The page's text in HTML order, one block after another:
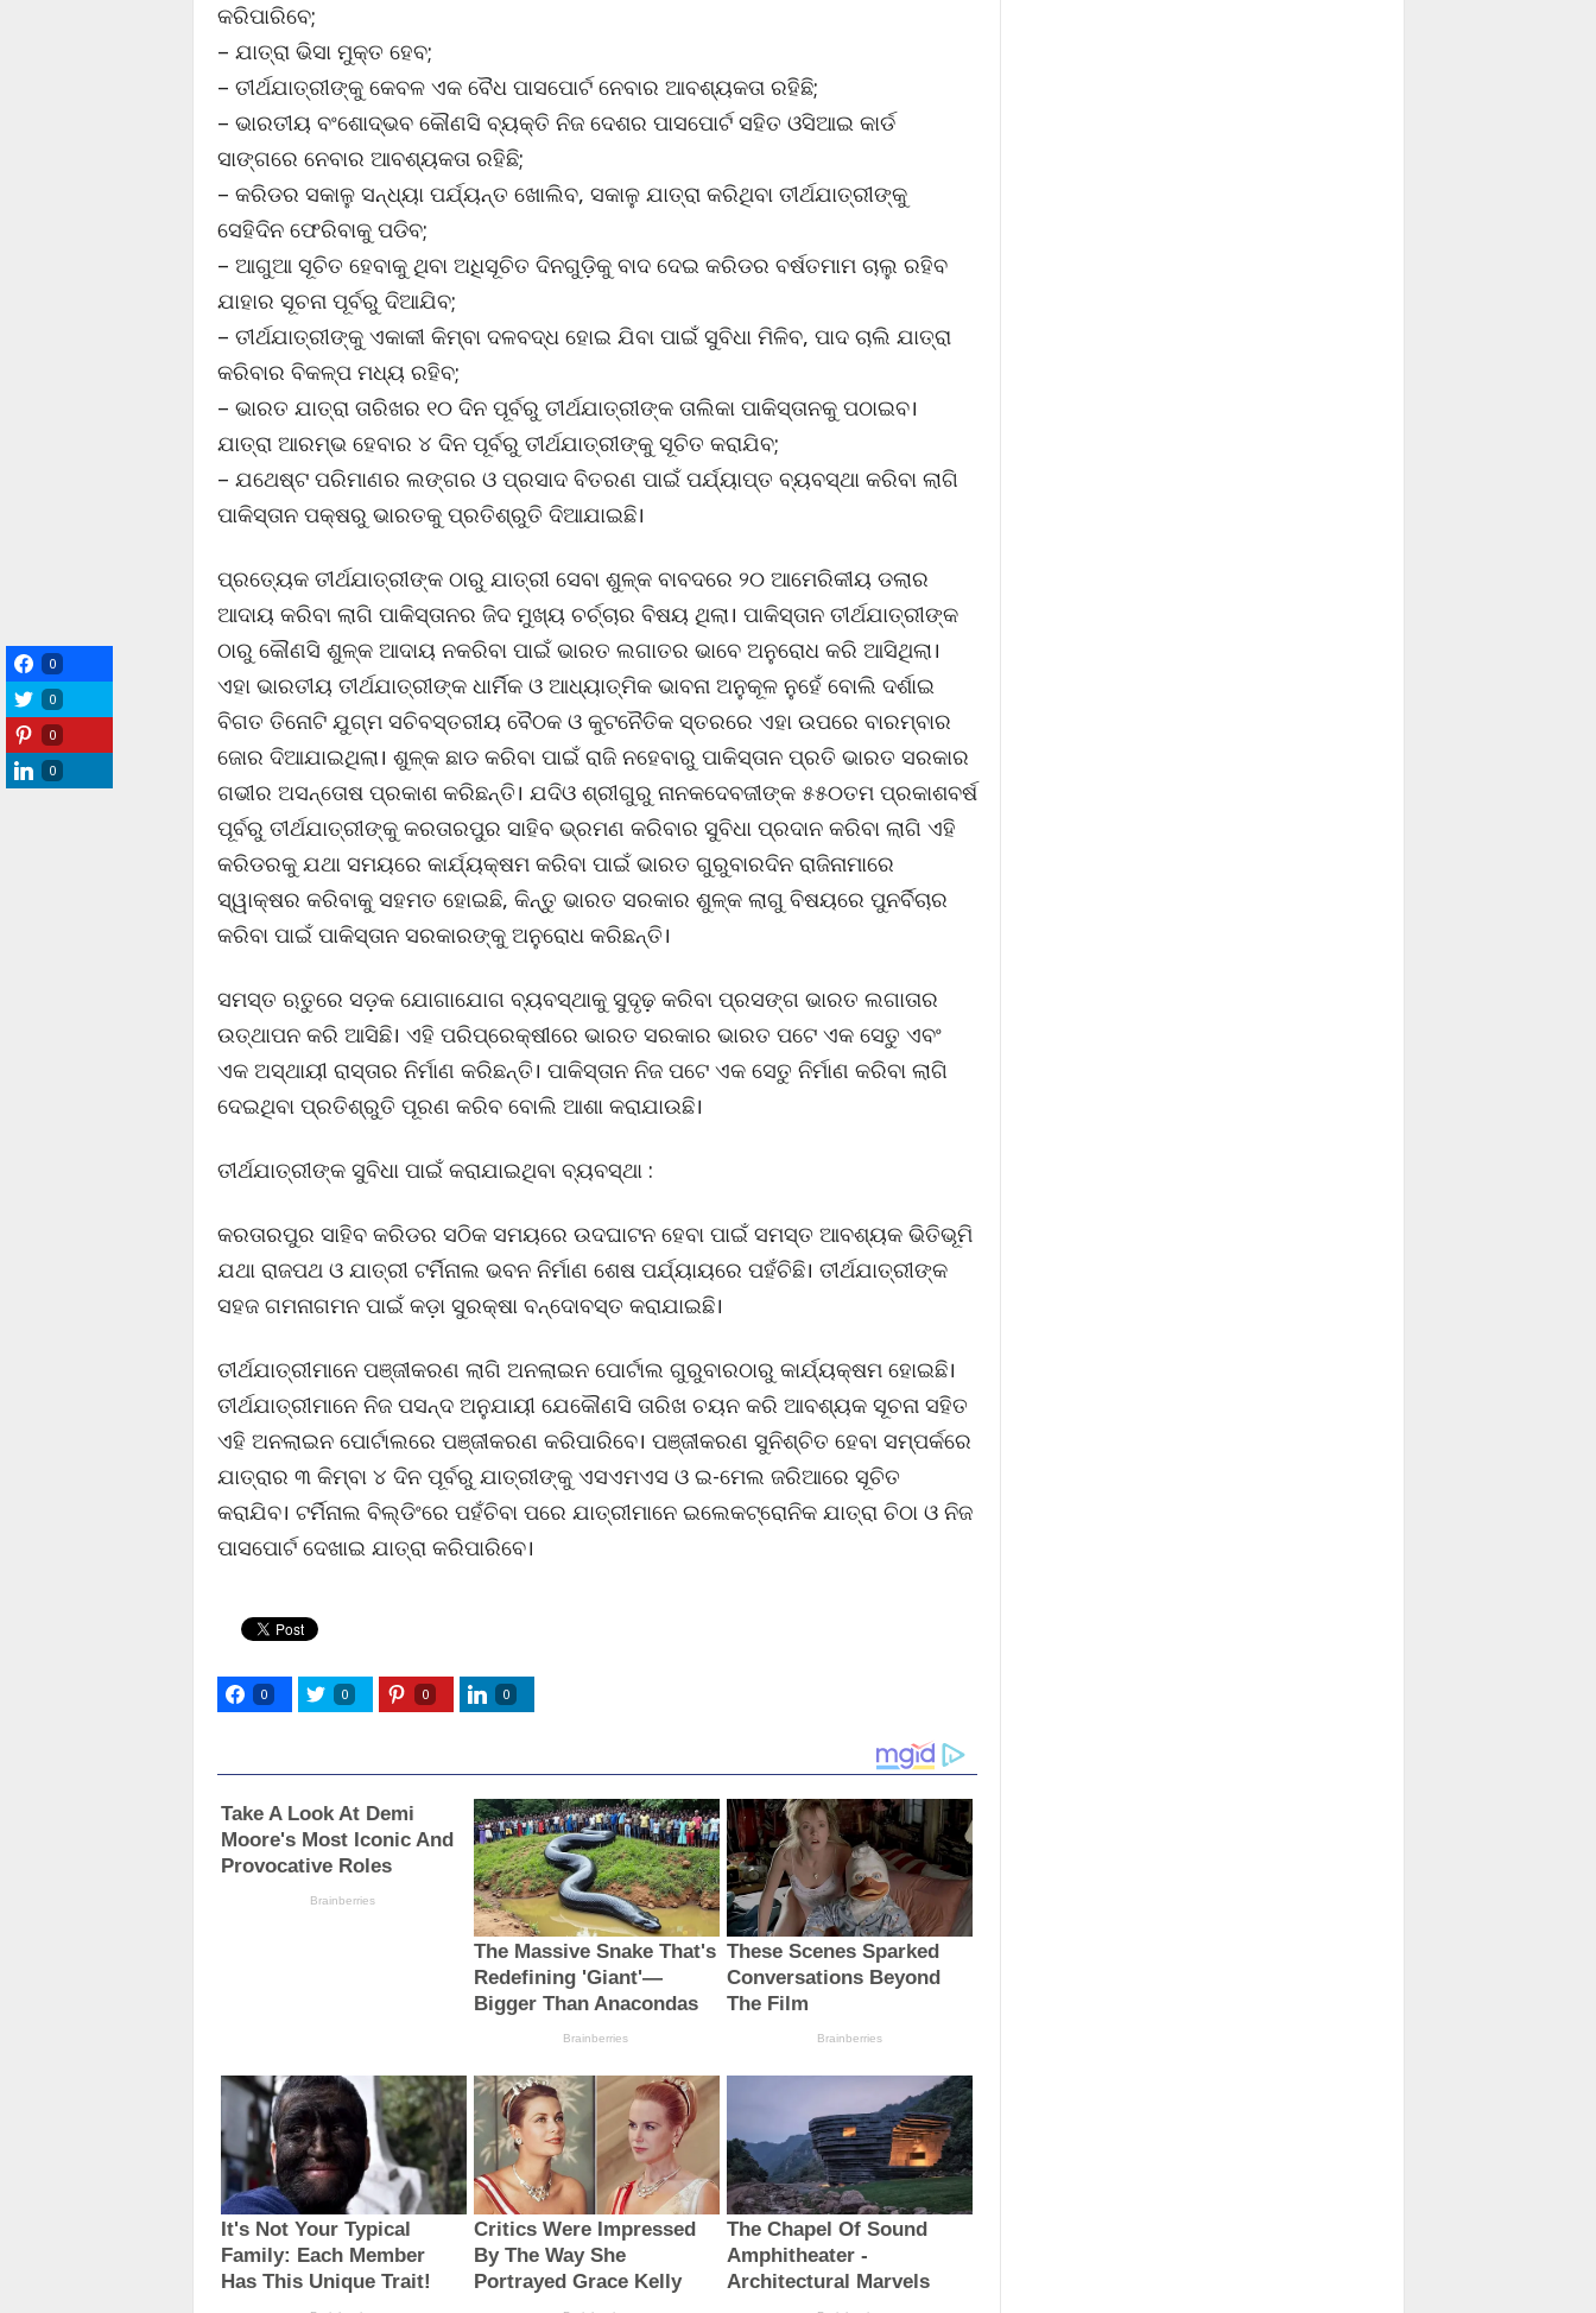
କରିପାରିବେ;
– ଯାତ୍ରା ଭିସା ମୁକ୍ତ ହେବ;
– ତୀର୍ଥଯାତ୍ରୀଙ୍କୁ କେବଳ ଏକ ବୈଧ ପାସପୋର୍ଟ ନେବାର ଆବଶ୍ୟକତା ରହିଛି;
– ଭାରତୀୟ ବଂଶୋଦ୍ଭବ କୌଣସି ବ୍ୟକ୍ତି ନିଜ ଦେଶର ପାସପୋର୍ଟ ସହିତ ଓସିଆଇ କାର୍ଡ
ସାଙ୍ଗରେ ନେବାର ଆବଶ୍ୟକତା ରହିଛି;
– କରିଡର ସକାଳୁ ସନ୍ଧ୍ୟା ପର୍ଯ୍ୟନ୍ତ ଖୋଲିବ, ସକାଳୁ ଯାତ୍ରା କରିଥିବା ତୀର୍ଥଯାତ୍ରୀଙ୍କୁ
ସେହିଦିନ ଫେରିବାକୁ ପଡିବ;
– ଆଗୁଆ ସୂଚିତ ହେବାକୁ ଥିବା ଅଧିସୂଚିତ ଦିନଗୁଡ଼ିକୁ ବାଦ ଦେଇ କରିଡର ବର୍ଷତମାମ ଚାଲୁ ରହିବ
ଯାହାର ସୂଚନା ପୂର୍ବରୁ ଦିଆଯିବ;
– ତୀର୍ଥଯାତ୍ରୀଙ୍କୁ ଏକାକୀ କିମ୍ବା ଦଳବଦ୍ଧ ହୋଇ ଯିବା ପାଇଁ ସୁବିଧା ମିଳିବ, ପାଦ ଚାଲି ଯାତ୍ରା
କରିବାର ବିକଳ୍ପ ମଧ୍ୟ ରହିବ;
– ଭାରତ ଯାତ୍ରା ତାରିଖର ୧୦ ଦିନ ପୂର୍ବରୁ ତୀର୍ଥଯାତ୍ରୀଙ୍କ ତାଲିକା ପାକିସ୍ତାନକୁ ପଠାଇବ।
ଯାତ୍ରା ଆରମ୍ଭ ହେବାର ୪ ଦିନ ପୂର୍ବରୁ ତୀର୍ଥଯାତ୍ରୀଙ୍କୁ ସୂଚିତ କରାଯିବ;
– ଯଥେଷ୍ଟ ପରିମାଣର ଲଙ୍ଗର ଓ ପ୍ରସାଦ ବିତରଣ ପାଇଁ ପର୍ଯ୍ୟାପ୍ତ ବ୍ୟବସ୍ଥା କରିବା ଲାଗି
ପାକିସ୍ତାନ ପକ୍ଷରୁ ଭାରତକୁ ପ୍ରତିଶ୍ରୁତି ଦିଆଯାଇଛି।
ପ୍ରତ୍ୟେକ ତୀର୍ଥଯାତ୍ରୀଙ୍କ ଠାରୁ ଯାତ୍ରୀ ସେବା ଶୁଳ୍କ ବାବଦରେ ୨୦ ଆମେରିକୀୟ ଡଲାର
ଆଦାୟ କରିବା ଲାଗି ପାକିସ୍ତାନର ଜିଦ ମୁଖ୍ୟ ଚର୍ଚ୍ଚାର ବିଷୟ ଥିଲା। ପାକିସ୍ତାନ ତୀର୍ଥଯାତ୍ରୀଙ୍କ
ଠାରୁ କୌଣସି ଶୁଳ୍କ ଆଦାୟ ନକରିବା ପାଇଁ ଭାରତ ଲଗାତର ଭାବେ ଅନୁରୋଧ କରି ଆସିଥିଲା।
ଏହା ଭାରତୀୟ ତୀର୍ଥଯାତ୍ରୀଙ୍କ ଧାର୍ମିକ ଓ ଆଧ୍ୟାତ୍ମିକ ଭାବନା ଅନୁକୂଳ ନୁହେଁ ବୋଲି ଦର୍ଶାଇ
ବିଗତ ତିନୋଟି ଯୁଗ୍ମ ସଚିବସ୍ତରୀୟ ବୈଠକ ଓ କୁଟନୈତିକ ସ୍ତରରେ ଏହା ଉପରେ ବାରମ୍ବାର
ଜୋର ଦିଆଯାଇଥିଲା। ଶୁଳ୍କ ଛାଡ କରିବା ପାଇଁ ରାଜି ନହେବାରୁ ପାକିସ୍ତାନ ପ୍ରତି ଭାରତ ସରକାର
ଗଭୀର ଅସନ୍ତୋଷ ପ୍ରକାଶ କରିଛନ୍ତି। ଯଦିଓ ଶ୍ରୀଗୁରୁ ନାନକଦେବଜୀଙ୍କ ୫୫୦ତମ ପ୍ରକାଶବର୍ଷ
ପୂର୍ବରୁ ତୀର୍ଥଯାତ୍ରୀଙ୍କୁ କରତାରପୁର ସାହିବ ଭ୍ରମଣ କରିବାର ସୁବିଧା ପ୍ରଦାନ କରିବା ଲାଗି ଏହି
କରିଡରକୁ ଯଥା ସମୟରେ କାର୍ଯ୍ୟକ୍ଷମ କରିବା ପାଇଁ ଭାରତ ଗୁରୁବାରଦିନ ରାଜିନାମାରେ
ସ୍ୱାକ୍ଷର କରିବାକୁ ସହମତ ହୋଇଛି, କିନ୍ତୁ ଭାରତ ସରକାର ଶୁଳ୍କ ଲାଗୁ ବିଷୟରେ ପୁନର୍ବିଚାର
କରିବା ପାଇଁ ପାକିସ୍ତାନ ସରକାରଙ୍କୁ ଅନୁରୋଧ କରିଛନ୍ତି।
ସମସ୍ତ ଋତୁରେ ସଡ଼କ ଯୋଗାଯୋଗ ବ୍ୟବସ୍ଥାକୁ ସୁଦୃଢ଼ କରିବା ପ୍ରସଙ୍ଗ ଭାରତ ଲଗାତାର
ଉତ୍ଥାପନ କରି ଆସିଛି। ଏହି ପରିପ୍ରେକ୍ଷୀରେ ଭାରତ ସରକାର ଭାରତ ପଟେ ଏକ ସେତୁ ଏବଂ
ଏକ ଅସ୍ଥାୟୀ ରାସ୍ତାର ନିର୍ମାଣ କରିଛନ୍ତି। ପାକିସ୍ତାନ ନିଜ ପଟେ ଏକ ସେତୁ ନିର୍ମାଣ କରିବା ଲାଗି
ଦେଇଥିବା ପ୍ରତିଶ୍ରୁତି ପୂରଣ କରିବ ବୋଲି ଆଶା କରାଯାଉଛି।
ତୀର୍ଥଯାତ୍ରୀଙ୍କ ସୁବିଧା ପାଇଁ କରାଯାଇଥିବା ବ୍ୟବସ୍ଥା :
କରତାରପୁର ସାହିବ କରିଡର ସଠିକ ସମୟରେ ଉଦଘାଟନ ହେବା ପାଇଁ ସମସ୍ତ ଆବଶ୍ୟକ ଭିତିଭୂମି
ଯଥା ରାଜପଥ ଓ ଯାତ୍ରୀ ଟର୍ମିନାଲ ଭବନ ନିର୍ମାଣ ଶେଷ ପର୍ଯ୍ୟାୟରେ ପହଁଚିଛି। ତୀର୍ଥଯାତ୍ରୀଙ୍କ
ସହଜ ଗମନାଗମନ ପାଇଁ କଡ଼ା ସୁରକ୍ଷା ବନ୍ଦୋବସ୍ତ କରାଯାଇଛି।
ତୀର୍ଥଯାତ୍ରୀମାନେ ପଞ୍ଜୀକରଣ ଲାଗି ଅନଲାଇନ ପୋର୍ଟାଲ ଗୁରୁବାରଠାରୁ କାର୍ଯ୍ୟକ୍ଷମ ହୋଇଛି।
ତୀର୍ଥଯାତ୍ରୀମାନେ ନିଜ ପସନ୍ଦ ଅନୁଯାୟୀ ଯେକୌଣସି ତାରିଖ ଚୟନ କରି ଆବଶ୍ୟକ ସୂଚନା ସହିତ
ଏହି ଅନଲାଇନ ପୋର୍ଟାଲରେ ପଞ୍ଜୀକରଣ କରିପାରିବେ। ପଞ୍ଜୀକରଣ ସୁନିଶ୍ଚିତ ହେବା ସମ୍ପର୍କରେ
ଯାତ୍ରାର ୩ କିମ୍ବା ୪ ଦିନ ପୂର୍ବରୁ ଯାତ୍ରୀଙ୍କୁ ଏସଏମଏସ ଓ ଇ-ମେଲ ଜରିଆରେ ସୂଚିତ
କରାଯିବ। ଟର୍ମିନାଲ ବିଲ୍ଡିଂରେ ପହଁଚିବା ପରେ ଯାତ୍ରୀମାନେ ଇଲେକଟ୍ରୋନିକ ଯାତ୍ରା ଚିଠା ଓ ନିଜ
ପାସପୋର୍ଟ ଦେଖାଇ ଯାତ୍ରା କରିପାରିବେ।
0 0 0 0
0
0
0
0